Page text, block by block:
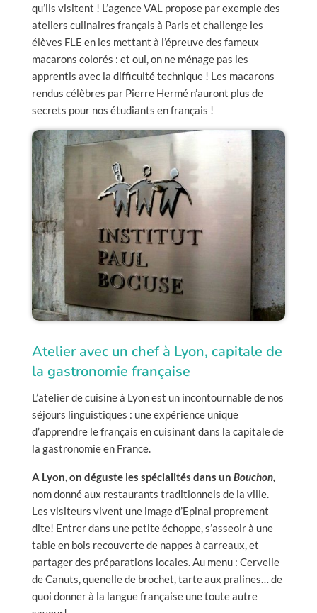
qu’ils visitent ! L’agence VAL propose par exemple des
ateliers culinaires français à Paris et challenge les
élèves FLE en les mettant à l’épreuve des fameux
macarons colorés : et oui, on ne ménage pas les
apprentis avec la difficulté technique ! Les macarons
rendus célèbres par Pierre Hermé n’auront plus de
secrets pour nos étudiants en français !
Atelier avec un chef à Lyon, capitale de
la gastronomie française
L’atelier de cuisine à Lyon est un incontournable de nos
séjours linguistiques : une expérience unique
d’apprendre le français en cuisinant dans la capitale de
la gastronomie en France.
A Lyon, on déguste les spécialités dans un Bouchon,
nom donné aux restaurants traditionnels de la ville.
Les visiteurs vivent une image d’Epinal proprement
dite! Entrer dans une petite échoppe, s’asseoir à une
table en bois recouverte de nappes à carreaux, et
partager des préparations locales. Au menu : Cervelle
de Canuts, quenelle de brochet, tarte aux pralines… de
quoi donner à la langue française une toute autre